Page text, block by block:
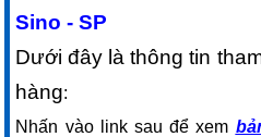
Sino - SP
Dưới đây là thông tin
hàng:
Nhấn vào link sau để xem